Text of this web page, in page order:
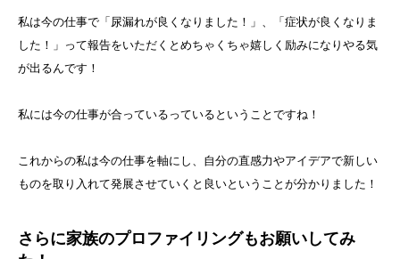
私は今の仕事で「尿漏れが良くなりました！」、「症状が良くなりま
した！」って報告をいただくとめちゃくちゃ嬉しく励みになりやる気
が出るんです！
私には今の仕事が合っているっているということですね！
これからの私は今の仕事を軸にし、自分の直感力やアイデアで新しい
ものを取り入れて発展させていくと良いということが分かりました！
さらに家族のプロファイリングもお願いしてみ